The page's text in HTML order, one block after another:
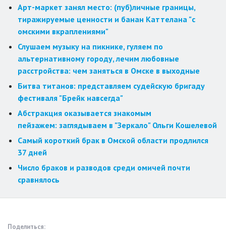
Арт-маркет занял место: (пуб)личные границы,
тиражируемые ценности и банан Каттелана "с
омскими вкраплениями"
Слушаем музыку на пикнике, гуляем по
альтернативному городу, лечим любовные
расстройства: чем заняться в Омске в выходные
Битва титанов: представляем судейскую бригаду
фестиваля "Брейк навсегда"
Абстракция оказывается знакомым
пейзажем: заглядываем в "Зеркало" Ольги Кошелевой
Самый короткий брак в Омской области продлился
37 дней
Число браков и разводов среди омичей почти
сравнялось
Поделиться: